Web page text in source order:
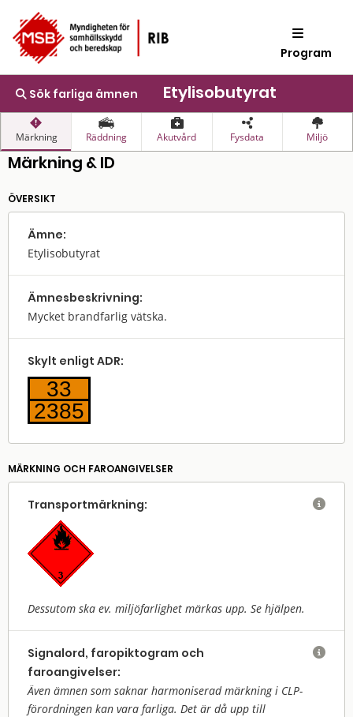
Program
Sök farliga ämnen Etylisobutyrat
Märkning Räddning Akutvård Fysdata Miljö
Märkning & ID
ÖVERSIKT
Ämne:
Etylisobutyrat
Ämnes­beskrivning:
Mycket brandfarlig vätska.
Skylt enligt ADR:
33
2385
MÄRKNING OCH FAROANGIVELSER
Transport­märkning:
Dessutom ska ev. miljöfarlighet märkas upp. Se hjälpen.

Signalord, faropiktogram och
faroangivelser:
Även ämnen som saknar harmoniserad märkning i CLP-
förordningen kan vara farliga. Det är då upp till
